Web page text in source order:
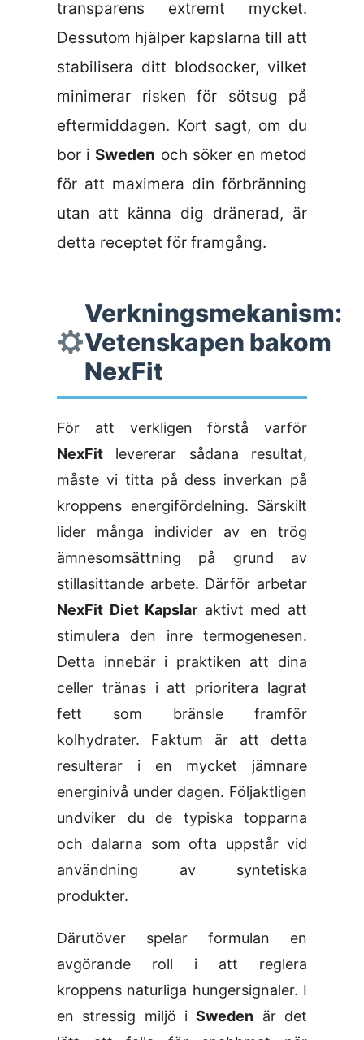
transparens extremt mycket.
Dessutom hjälper kapslarna till att
stabilisera ditt blodsocker, vilket
minimerar risken för sötsug på
eftermiddagen. Kort sagt, om du
bor i Sweden och söker en metod
för att maximera din förbränning
utan att känna dig dränerad, är
detta receptet för framgång.
Verkningsmekanism:
Vetenskapen bakom
NexFit
För att verkligen förstå varför
NexFit levererar sådana resultat,
måste vi titta på dess inverkan på
kroppens energifördelning. Särskilt
lider många individer av en trög
ämnesomsättning på grund av
stillasittande arbete. Därför arbetar
NexFit Diet Kapslar aktivt med att
stimulera den inre termogenesen.
Detta innebär i praktiken att dina
celler tränas i att prioritera lagrat
fett som bränsle framför
kolhydrater. Faktum är att detta
resulterar i en mycket jämnare
energinivå under dagen. Följaktligen
undviker du de typiska topparna
och dalarna som ofta uppstår vid
användning av syntetiska
produkter.
Därutöver spelar formulan en
avgörande roll i att reglera
kroppens naturliga hungersignaler. I
en stressig miljö iSweden är det